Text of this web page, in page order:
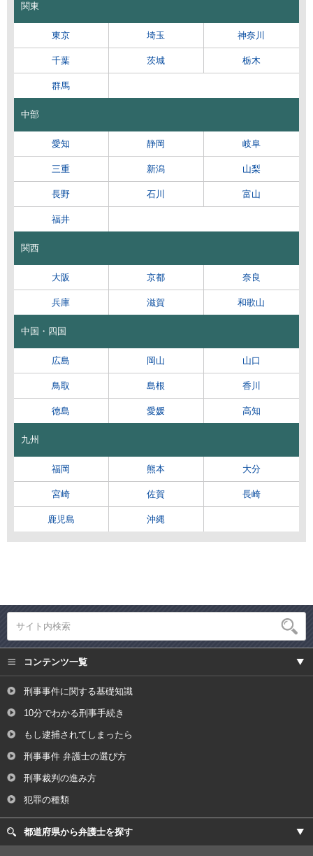
関東
東京 埼玉 神奈川
千葉 茨城 栃木
群馬
中部
愛知 静岡 岐阜
三重 新潟 山梨
長野 石川 富山
福井
関西
大阪 京都 奈良
兵庫 滋賀 和歌山
中国・四国
広島 岡山 山口
鳥取 島根 香川
徳島 愛媛 高知
九州
福岡 熊本 大分
宮崎 佐賀 長崎
鹿児島 沖縄
コンテンツ一覧
刑事事件に関する基礎知識
10分でわかる刑事手続き
もし逮捕されてしまったら
刑事事件 弁護士の選び方
刑事裁判の進み方
犯罪の種類
都道府県から弁護士を探す